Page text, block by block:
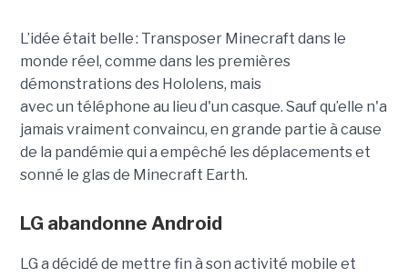
L’idée était belle : Transposer Minecraft dans le
monde réel, comme dans les premières
démonstrations des Hololens, mais
avec un téléphone au lieu d'un casque. Sauf qu’elle n'a
jamais vraiment convaincu, en grande partie à cause
de la pandémie qui a empêché les déplacements et
sonné le glas de Minecraft Earth.
LG abandonne Android
LG a décidé de mettre fin à son activité mobile et